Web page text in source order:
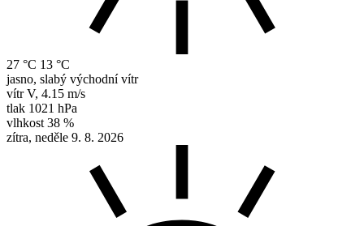
27 °C 13 °C
jasno, slabý východní vítr
vítr V, 4.15 m/s
tlak 1021 hPa
vlhkost 38 %
zítra, neděle 9. 8. 2026